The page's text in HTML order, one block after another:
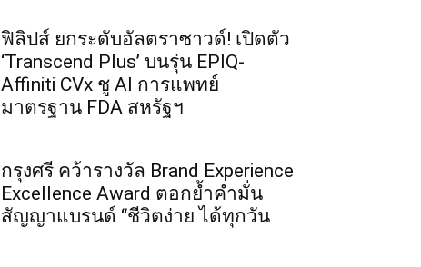
ฟิลิปส์ ยกระดับอัลตราซาวด์! เปิดตัว
‘Transcend Plus’ บนรุ่น EPIQ-
Affiniti CVx ชู AI การแพทย์
มาตรฐาน FDA สหรัฐฯ
กรุงศรี คว้ารางวัล Brand Experience
Excellence Award ตอกย้ำคำมั่น
สัญญาแบรนด์ “ชีวิตง่าย ได้ทุกวัน